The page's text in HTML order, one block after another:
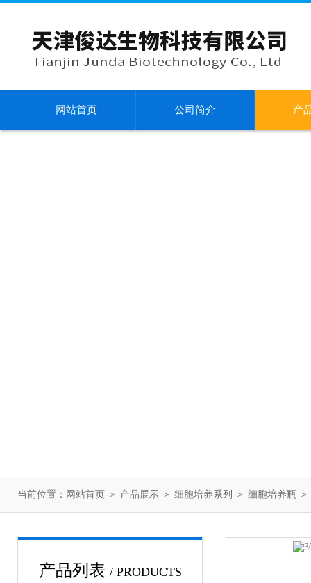
网站首页 公司简介 产
当前位置： 网站首页 ＞ 产品展示 ＞ 细胞培养系列 ＞ 细胞培养瓶
产品列表 / PRODUCTS